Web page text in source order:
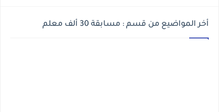
أخر المواضيع من قسم : مسابقة 30 ألف معلم